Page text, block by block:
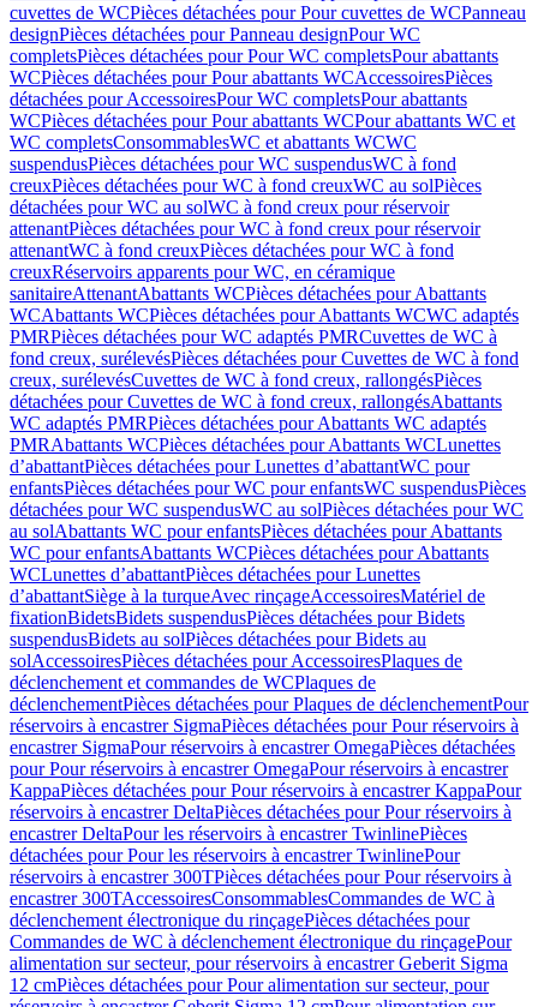
cuvettes de WCPièces détachées pour Pour cuvettes de WCPanneau
designPièces détachées pour Panneau designPour WC
completsPièces détachées pour Pour WC completsPour abattants
WCPièces détachées pour Pour abattants WCAccessoiresPièces
détachées pour AccessoiresPour WC completsPour abattants
WCPièces détachées pour Pour abattants WCPour abattants WC et
WC completsConsommablesWC et abattants WCWC
suspendusPièces détachées pour WC suspendusWC à fond
creuxPièces détachées pour WC à fond creuxWC au solPièces
détachées pour WC au solWC à fond creux pour réservoir
attenantPièces détachées pour WC à fond creux pour réservoir
attenantWC à fond creuxPièces détachées pour WC à fond
creuxRéservoirs apparents pour WC, en céramique
sanitaireAttenantAbattants WCPièces détachées pour Abattants
WCAbattants WCPièces détachées pour Abattants WCWC adaptés
PMRPièces détachées pour WC adaptés PMRCuvettes de WC à
fond creux, surélevésPièces détachées pour Cuvettes de WC à fond
creux, surélevésCuvettes de WC à fond creux, rallongésPièces
détachées pour Cuvettes de WC à fond creux, rallongésAbattants
WC adaptés PMRPièces détachées pour Abattants WC adaptés
PMRAbattants WCPièces détachées pour Abattants WCLunettes
d’abattantPièces détachées pour Lunettes d’abattantWC pour
enfantsPièces détachées pour WC pour enfantsWC suspendusPièces
détachées pour WC suspendusWC au solPièces détachées pour WC
au solAbattants WC pour enfantsPièces détachées pour Abattants
WC pour enfantsAbattants WCPièces détachées pour Abattants
WCLunettes d’abattantPièces détachées pour Lunettes
d’abattantSiège à la turqueAvec rinçageAccessoiresMatériel de
fixationBidetsBidets suspendusPièces détachées pour Bidets
suspendusBidets au solPièces détachées pour Bidets au
solAccessoiresPièces détachées pour AccessoiresPlaques de
déclenchement et commandes de WCPlaques de
déclenchementPièces détachées pour Plaques de déclenchementPour
réservoirs à encastrer SigmaPièces détachées pour Pour réservoirs à
encastrer SigmaPour réservoirs à encastrer OmegaPièces détachées
pour Pour réservoirs à encastrer OmegaPour réservoirs à encastrer
KappaPièces détachées pour Pour réservoirs à encastrer KappaPour
réservoirs à encastrer DeltaPièces détachées pour Pour réservoirs à
encastrer DeltaPour les réservoirs à encastrer TwinlinePièces
détachées pour Pour les réservoirs à encastrer TwinlinePour
réservoirs à encastrer 300TPièces détachées pour Pour réservoirs à
encastrer 300TAccessoiresConsommablesCommandes de WC à
déclenchement électronique du rinçagePièces détachées pour
Commandes de WC à déclenchement électronique du rinçagePour
alimentation sur secteur, pour réservoirs à encastrer Geberit Sigma
12 cmPièces détachées pour Pour alimentation sur secteur, pour